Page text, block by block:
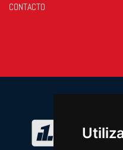
CONTACTO